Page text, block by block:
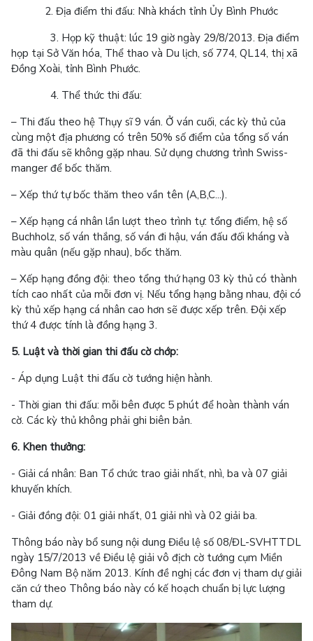
2. Địa điểm thi đấu: Nhà khách tỉnh Ủy Bình Phước
3. Họp kỹ thuật: lúc 19 giờ ngày 29/8/2013. Địa điểm
họp tại Sở Văn hóa, Thể thao và Du lịch, số 774, QL14, thị xã
Đồng Xoài, tỉnh Bình Phước.
4. Thể thức thi đấu:
– Thi đấu theo hệ Thụy sĩ 9 ván. Ở ván cuối, các kỳ thủ của
cùng một địa phương có trên 50% số điểm của tổng số ván
đã thi đấu sẽ không gặp nhau. Sử dụng chương trình Swiss-
manger để bốc thăm.
– Xếp thứ tự bốc thăm theo vần tên (A,B,C...).
– Xếp hạng cá nhân lần lượt theo trình tự: tổng điểm, hệ số
Buchholz, số ván thắng, số ván đi hậu, ván đấu đối kháng và
màu quân (nếu gặp nhau), bốc thăm.
– Xếp hạng đồng đội: theo tổng thứ hạng 03 kỳ thủ có thành
tích cao nhất của mỗi đơn vị. Nếu tổng hạng bằng nhau, đội có
kỳ thủ xếp hạng cá nhân cao hơn sẽ được xếp trên. Đội xếp
thứ 4 được tính là đồng hạng 3.
5. Luật và thời gian thi đấu cờ chớp:
- Áp dụng Luật thi đấu cờ tướng hiện hành.
- Thời gian thi đấu: mỗi bên được 5 phút để hoàn thành ván
cờ. Các kỳ thủ không phải ghi biên bản.
6. Khen thưởng:
- Giải cá nhân: Ban Tổ chức trao giải nhất, nhì, ba và 07 giải
khuyến khích.
- Giải đồng đội: 01 giải nhất, 01 giải nhì và 02 giải ba.
Thông báo này bổ sung nội dung Điều lệ số 08/ĐL-SVHTTDL
ngày 15/7/2013 về Điều lệ giải vô địch cờ tướng cụm Miền
Đông Nam Bộ năm 2013. Kính đề nghị các đơn vị tham dự giải
căn cứ theo Thông báo này có kế hoạch chuẩn bị lực lượng
tham dự.